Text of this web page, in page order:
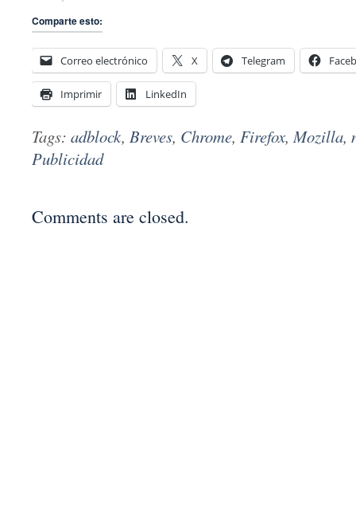
Comparte esto:
Correo electrónico X Telegram
Imprimir LinkedIn
Tags: adblock, Breves, Chrome, Firefox,Mozilla,
Publicidad
Comments are closed.